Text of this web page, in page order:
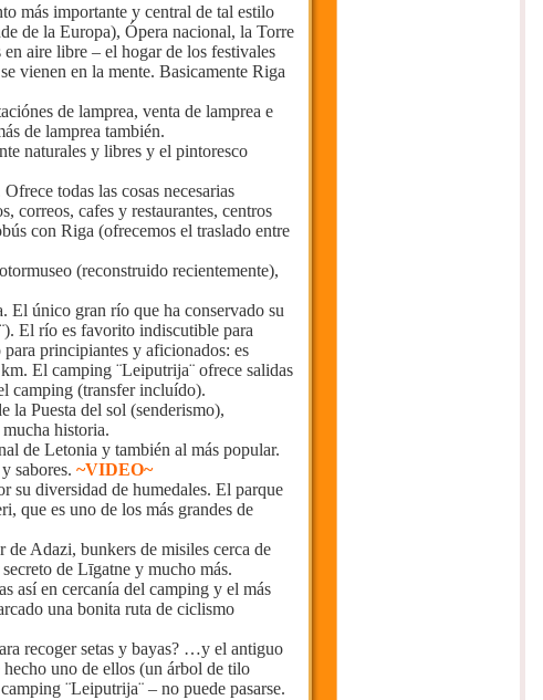
más importante y central de tal estilo
de la Europa), Ópera nacional, la Torre
aire libre – el hogar de los festivales
vienen en la mente. Basicamente Riga
de lamprea, venta de lamprea e
de lamprea también.
naturales y libres y el pintoresco
todas las cosas necesarias
correos, cafes y restaurantes, centros
con Riga (ofrecemos el traslado entre
(reconstruido recientemente),
El único gran río que ha conservado su
El río es favorito indiscutible para
principiantes y aficionados: es
El camping ¨Leiputrija¨ ofrece salidas
camping (transfer incluído).
la Puesta del sol (senderismo),
historia.
de Letonia y también al más popular.
sabores. ~VIDEO~
su diversidad de humedales. El parque
que es uno de los más grandes de
de Adazi, bunkers de misiles cerca de
de Līgatne y mucho más.
así en cercanía del camping y el más
una bonita ruta de ciclismo
recoger setas y bayas? …y el antiguo
uno de ellos (un árbol de tilo
¨Leiputrija¨ – no puede pasarse.